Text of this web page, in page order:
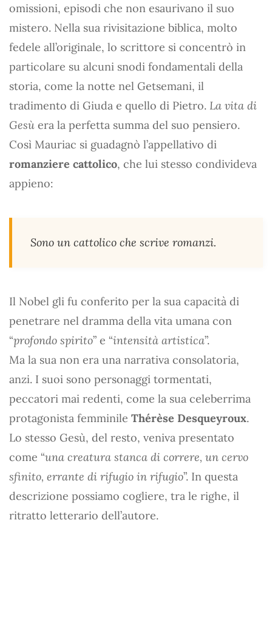
omissioni, episodi che non esaurivano il suo
mistero. Nella sua rivisitazione biblica, molto
fedele all’originale, lo scrittore si concentrò in
particolare su alcuni snodi fondamentali della
storia, come la notte nel Getsemani, il
tradimento di Giuda e quello di Pietro. La vita di
Gesù era la perfetta summa del suo pensiero.
Così Mauriac si guadagnò l’appellativo di
romanziere cattolico, che lui stesso condivideva
appieno:
Sono un cattolico che scrive romanzi.
Il Nobel gli fu conferito per la sua capacità di
penetrare nel dramma della vita umana con
“profondo spirito” e “intensità artistica”.
Ma la sua non era una narrativa consolatoria,
anzi. I suoi sono personaggi tormentati,
peccatori mai redenti, come la sua celeberrima
protagonista femminile Thérèse Desqueyroux.
Lo stesso Gesù, del resto, veniva presentato
come “una creatura stanca di correre, un cervo
sfinito, errante di rifugio in rifugio”. In questa
descrizione possiamo cogliere, tra le righe, il
ritratto letterario dell’autore.